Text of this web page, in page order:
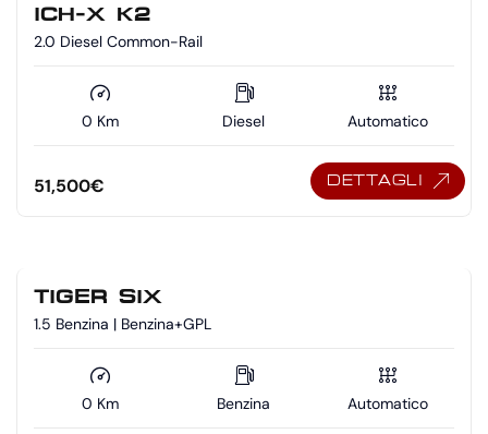
ICH-X K2
2.0 Diesel Common-Rail
0 Km Diesel Automatico
51,500€ DETTAGLI
TIGER SIX
1.5 Benzina | Benzina+GPL
0 Km Benzina Automatico